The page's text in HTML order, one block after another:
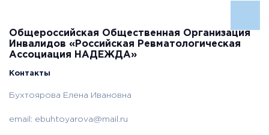
Общероссийская Общественная Организация
Инвалидов «Российская Ревматологическая
Ассоциация НАДЕЖДА»
Контакты
Бухтоярова Елена Ивановна
email: ebuhtoyarova@mail.ru